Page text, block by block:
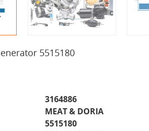
5515180
3164886
MEAT & DORIA
5515180